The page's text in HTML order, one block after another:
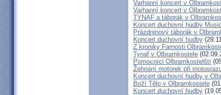
Varhanní koncert v
Varhanní koncert v
TYNAF a táborák v
Koncert duchovní hudby
Prázdninový táborák v
Koncert duchovní hudby
Z kroniky Farnosti
Tynaf v Olbramkostele
Pomocníci Olbramkostelští
Žehnání motorek při
Koncert duchovní hudby v
Boží Tělo v Olbramkostele
Koncert duchovní hudby